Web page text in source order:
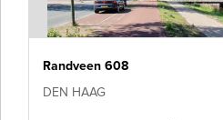
Randveen 608
DEN HAAG